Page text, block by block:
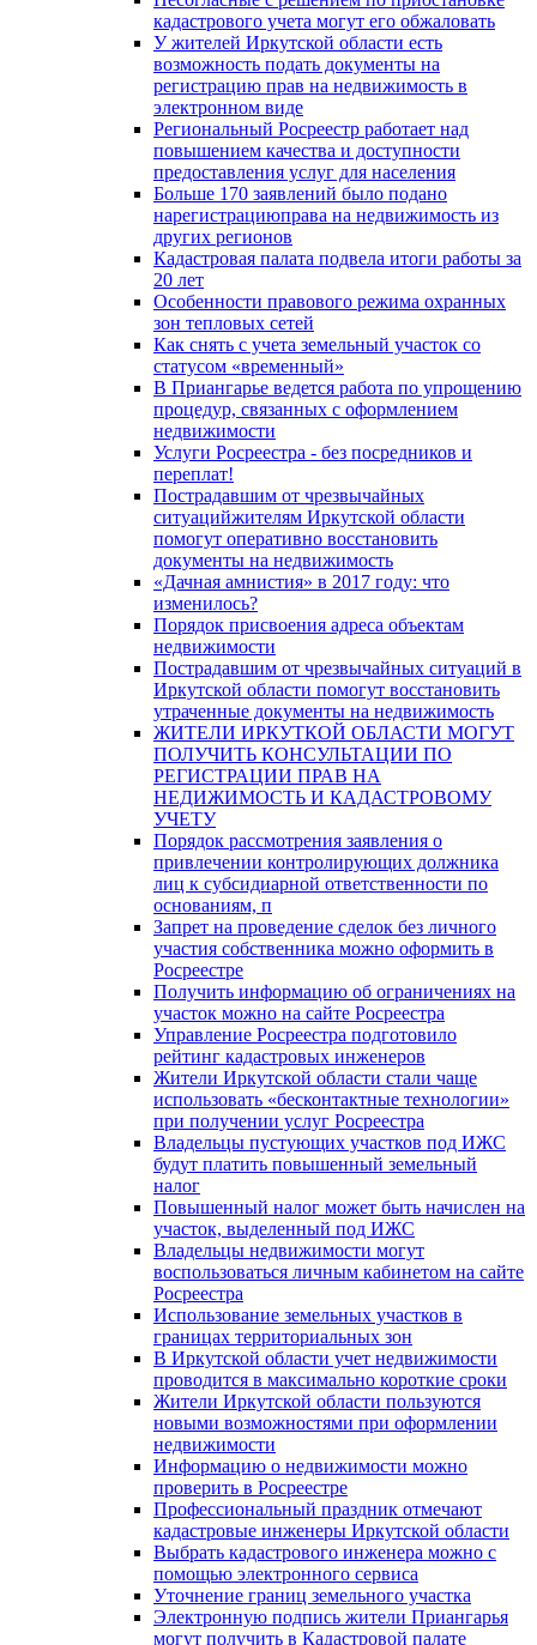
кадастрового учета могут его обжаловать
У жителей Иркутской области есть
возможность подать документы на
регистрацию прав на недвижимость в
электронном виде
Региональный Росреестр работает над
повышением качества и доступности
предоставления услуг для населения
Больше 170 заявлений было подано
нарегистрациюправа на недвижимость из
других регионов
Кадастровая палата подвела итоги работы за
20 лет
Особенности правового режима охранных
зон тепловых сетей
Как снять с учета земельный участок со
статусом «временный»
В Приангарье ведется работа по упрощению
процедур, связанных с оформлением
недвижимости
Услуги Росреестра - без посредников и
переплат!
Пострадавшим от чрезвычайных
ситуацийжителям Иркутской области
помогут оперативно восстановить
документы на недвижимость
«Дачная амнистия» в 2017 году: что
изменилось?
Порядок присвоения адреса объектам
недвижимости
Пострадавшим от чрезвычайных ситуаций в
Иркутской области помогут восстановить
утраченные документы на недвижимость
ЖИТЕЛИ ИРКУТКОЙ ОБЛАСТИ МОГУТ
ПОЛУЧИТЬ КОНСУЛЬТАЦИИ ПО
РЕГИСТРАЦИИ ПРАВ НА
НЕДИЖИМОСТЬ И КАДАСТРОВОМУ
УЧЕТУ
Порядок рассмотрения заявления о
привлечении контролирующих должника
лиц к субсидиарной ответственности по
основаниям, п
Запрет на проведение сделок без личного
участия собственника можно оформить в
Росреестре
Получить информацию об ограничениях на
участок можно на сайте Росреестра
Управление Росреестра подготовило
рейтинг кадастровых инженеров
Жители Иркутской области стали чаще
использовать «бесконтактные технологии»
при получении услуг Росреестра
Владельцы пустующих участков под ИЖС
будут платить повышенный земельный
налог
Повышенный налог может быть начислен на
участок, выделенный под ИЖС
Владельцы недвижимости могут
воспользоваться личным кабинетом на сайте
Росреестра
Использование земельных участков в
границах территориальных зон
В Иркутской области учет недвижимости
проводится в максимально короткие сроки
Жители Иркутской области пользуются
новыми возможностями при оформлении
недвижимости
Информацию о недвижимости можно
проверить в Росреестре
Профессиональный праздник отмечают
кадастровые инженеры Иркутской области
Выбрать кадастрового инженера можно с
помощью электронного сервиса
Уточнение границ земельного участка
Электронную подпись жители Приангарья
могут получить в Кадастровой палате